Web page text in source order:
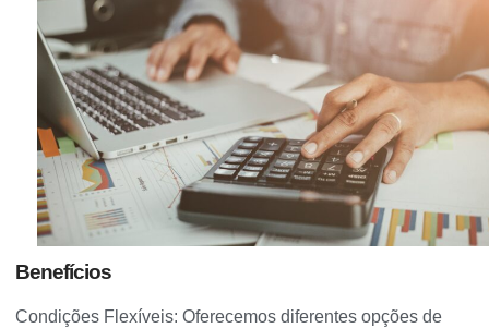
Benefícios
Condições Flexíveis: Oferecemos diferentes opções de